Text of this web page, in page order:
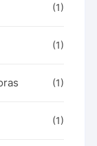
(1)
(1)
(1)
(1)